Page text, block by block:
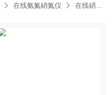
在线氨氮硝氮仪 在线硝氮分析仪